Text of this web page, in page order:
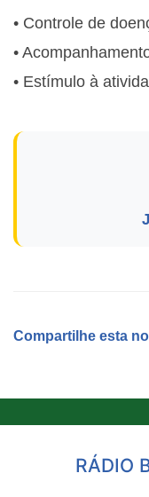
• Controle de
•
• Estímulo à
Compartilhe esta
RÁDIO